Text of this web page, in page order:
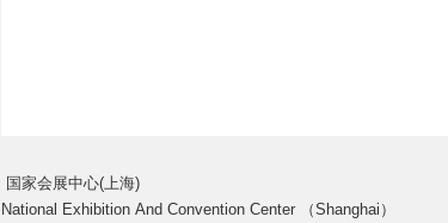
国家会展中心(上海)
National Exhibition And Convention Center （Shanghai）